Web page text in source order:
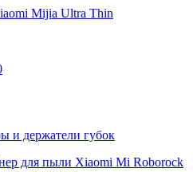
Mijia Ultra Thin
и держатели губок
для пыли Xiaomi Mi Roborock